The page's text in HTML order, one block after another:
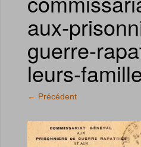
aux-
guerre-
leurs-
← Précédent